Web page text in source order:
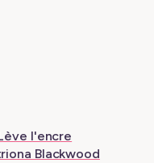
l'encre
Blackwood